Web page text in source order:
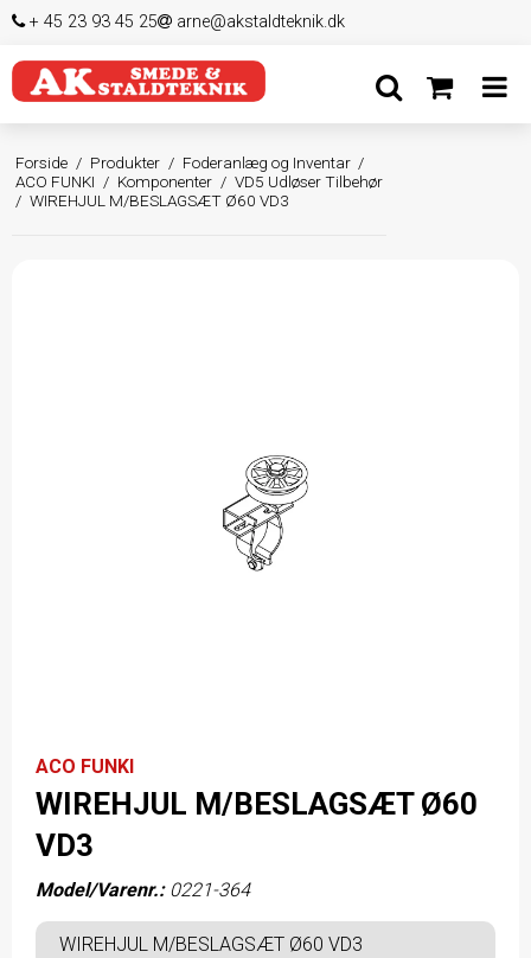
+ 45 23 93 45 25 arne@akstaldteknik.dk
Forside / Produkter / Foderanlæg og Inventar /
ACO FUNKI / Komponenter / VD5 Udløser Tilbehør
/ WIREHJUL M/BESLAGSÆT Ø60 VD3
ACO FUNKI
WIREHJUL M/BESLAGSÆT Ø60
VD3
Model/Varenr.: 0221-364
WIREHJUL M/BESLAGSÆT Ø60 VD3